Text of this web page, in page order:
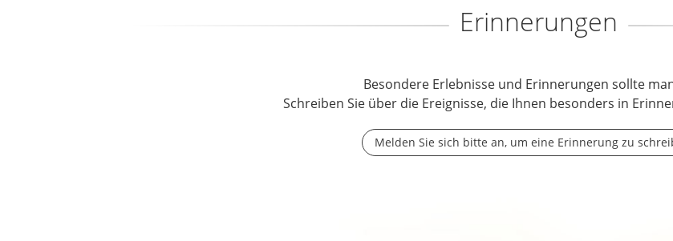
Erinnerungen
Besondere Erlebnisse und Erinnerungen sollte
Schreiben Sie über die Ereignisse, die Ihnen besonders in
Melden Sie sich bitte an, um eine Erinnerung zu